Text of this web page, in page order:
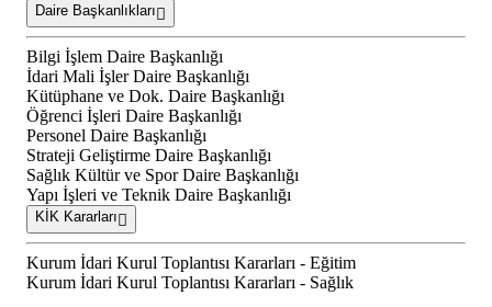
Daire Başkanlıkları
Bilgi İşlem Daire Başkanlığı
İdari Mali İşler Daire Başkanlığı
Kütüphane ve Dok. Daire Başkanlığı
Öğrenci İşleri Daire Başkanlığı
Personel Daire Başkanlığı
Strateji Geliştirme Daire Başkanlığı
Sağlık Kültür ve Spor Daire Başkanlığı
Yapı İşleri ve Teknik Daire Başkanlığı
KİK Kararları
Kurum İdari Kurul Toplantısı Kararları - Eğitim
Kurum İdari Kurul Toplantısı Kararları - Sağlık